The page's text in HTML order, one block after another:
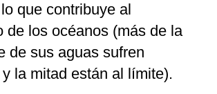
que contribuye al
de los océanos (más de la
de sus aguas sufren
la mitad están al límite).